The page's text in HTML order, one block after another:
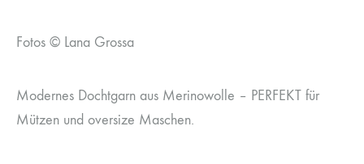
Fotos © Lana Grossa
Modernes Dochtgarn aus Merinowolle – PERFEKT für
Mützen und oversize Maschen.